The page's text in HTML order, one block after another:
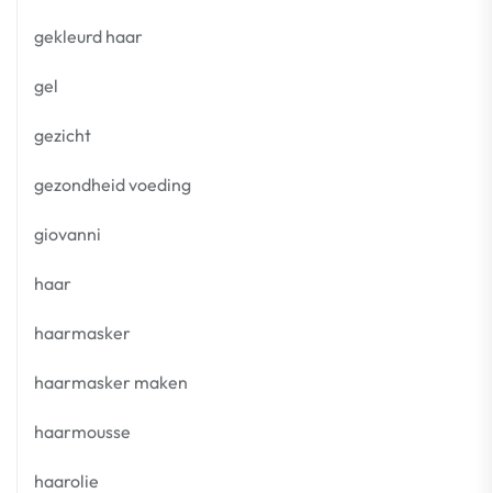
gekleurd haar
gel
gezicht
gezondheid voeding
giovanni
haar
haarmasker
haarmasker maken
haarmousse
haarolie